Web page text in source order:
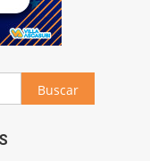
Buscar: